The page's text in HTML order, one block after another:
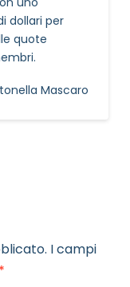
dollari per
quote
Mascaro
I campi
*